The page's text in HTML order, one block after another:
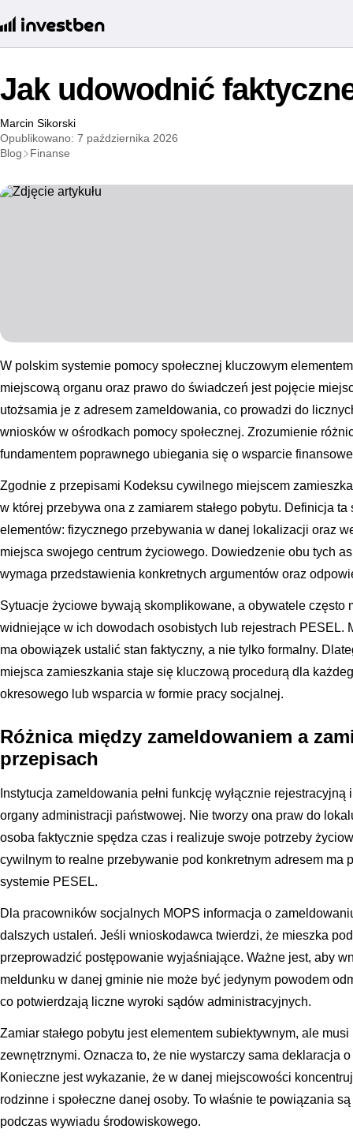
Jak udowodnić
Marcin Sikorski
Opublikowano: 7 października 2026
Blog
Finanse
W polskim systemie pomocy społecznej kluczowym
miejscową organu oraz prawo do świadczeń jest pojęcie
utożsamia je z adresem zameldowania, co prowadzi do
wniosków w ośrodkach pomocy społecznej. Zrozumienie
fundamentem poprawnego ubiegania się o wsparcie
Zgodnie z przepisami Kodeksu cywilnego miejscem
w której przebywa ona z zamiarem stałego pobytu. Definicja
elementów: fizycznego przebywania w danej lokalizacji oraz
miejsca swojego centrum życiowego. Dowiedzenie obu tych
wymaga przedstawienia konkretnych argumentów oraz
Sytuacje życiowe bywają skomplikowane, a obywatele często
widniejące w ich dowodach osobistych lub rejestrach PESEL.
ma obowiązek ustalić stan faktyczny, a nie tylko formalny.
miejsca zamieszkania staje się kluczową procedurą dla
okresowego lub wsparcia w formie pracy socjalnej.
Różnica między zameldowaniem a
przepisach
Instytucja zameldowania pełni funkcję wyłącznie
organy administracji państwowej. Nie tworzy ona praw do
osoba faktycznie spędza czas i realizuje swoje potrzeby
cywilnym to realne przebywanie pod konkretnym adresem ma
systemie PESEL.
Dla pracowników socjalnych MOPS informacja o
dalszych ustaleń. Jeśli wnioskodawca twierdzi, że mieszka
przeprowadzić postępowanie wyjaśniające. Ważne jest, aby
meldunku w danej gminie nie może być jedynym powodem
co potwierdzają liczne wyroki sądów administracyjnych.
Zamiar stałego pobytu jest elementem subiektywnym, ale
zewnętrznymi. Oznacza to, że nie wystarczy sama deklaracja
Konieczne jest wykazanie, że w danej miejscowości
rodzinne i społeczne danej osoby. To właśnie te powiązania
podczas wywiadu środowiskowego.